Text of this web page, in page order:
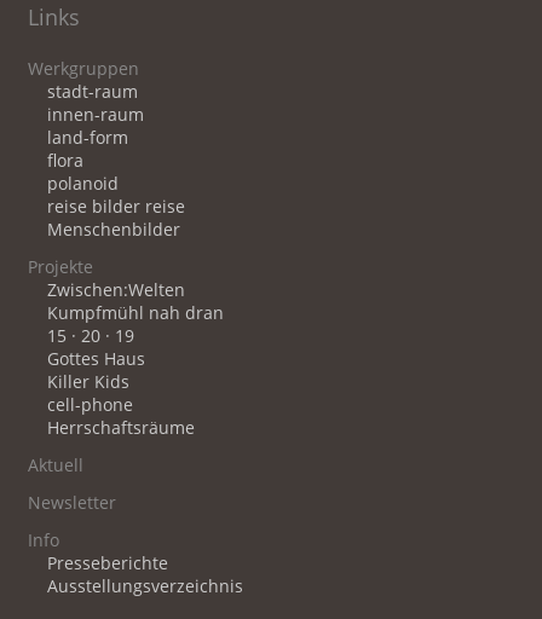
Links
Werkgruppen
stadt-raum
innen-raum
land-form
flora
polanoid
reise bilder reise
Menschenbilder
Projekte
Zwischen:Welten
Kumpfmühl nah dran
15 · 20 · 19
Gottes Haus
Killer Kids
cell-phone
Herrschaftsräume
Aktuell
Newsletter
Info
Presseberichte
Ausstellungsverzeichnis